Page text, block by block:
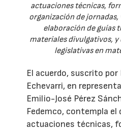
actuaciones técnicas,
organización de
elaboración de guías
materiales divulgativos,
legislativas en
El acuerdo, suscrito por
Echevarri, en
Emilio-José Pérez
Fedemco, contempla el
actuaciones técnicas,